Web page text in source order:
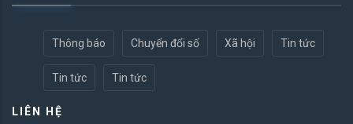
Thông báo Chuyển đổi số Xã hội Tin tức
Tin tức Tin tức
LIÊN HỆ